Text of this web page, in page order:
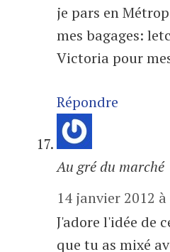
je pars en
mes bagages:
Victoria pour
Répondre
Au gré du marché
14 janvier 2012
J'adore l'idée de
que tu as mixé